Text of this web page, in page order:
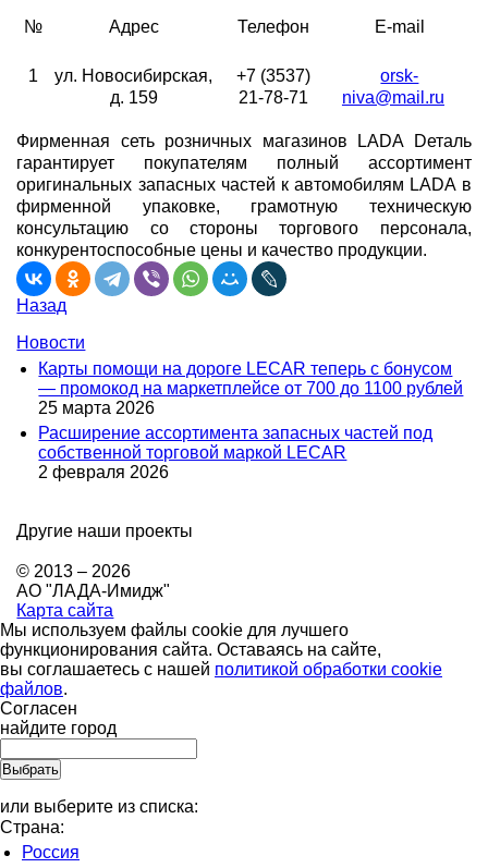
№ Адрес Телефон E-mail
1
ул. Новосибирская,
д. 159
+7 (3537)
21-78-71
orsk-
niva@mail.ru
Фирменная сеть розничных магазинов LADA Dеталь
гарантирует покупателям полный ассортимент
оригинальных запасных частей к автомобилям LADA в
фирменной упаковке, грамотную техническую
консультацию со стороны торгового персонала,
конкурентоспособные цены и качество продукции.
Назад
Новости
Карты помощи на дороге LECAR теперь с бонусом
— промокод на маркетплейсе от 700 до 1100 рублей
25 марта 2026
Расширение ассортимента запасных частей под
собственной торговой маркой LECAR
2 февраля 2026
Другие наши проекты
© 2013 – 2026
АО "ЛАДА-Имидж"
Карта сайта
Мы используем файлы cookie для лучшего
функционирования сайта. Оставаясь на сайте,
вы соглашаетесь с нашей политикой обработки cookie
файлов.
Согласен
найдите город
или выберите из списка:
Страна:
Россия